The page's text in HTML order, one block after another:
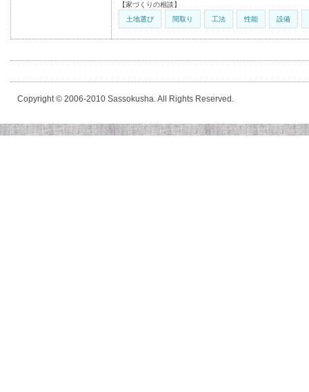
【家づくりの相談】
土地選び
間取り 工法 性能 設備
Copyright © 2006-2010 Sassokusha. All Rights Reserved.